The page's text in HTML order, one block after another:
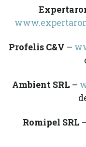
Profelis C&V –
Ambient SRL –
Romipel SRL